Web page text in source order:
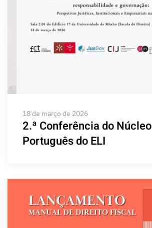
18 de março de 2026
2.ª Conferência do Núcleo
Português do ELI